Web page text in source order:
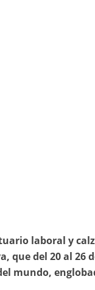
laboral y
que del 20 al 26
mundo,